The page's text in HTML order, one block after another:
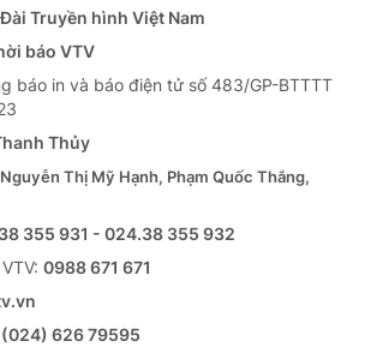
Đài Truyền hình Việt Nam
báo VTV
báo in và báo điện tử số 483/GP-BTTTT
Thủy
Nguyễn Thị Mỹ Hạnh, Phạm Quốc Thắng,
355 931 - 024.38 355 932
0988 671 671
(024) 626 79595